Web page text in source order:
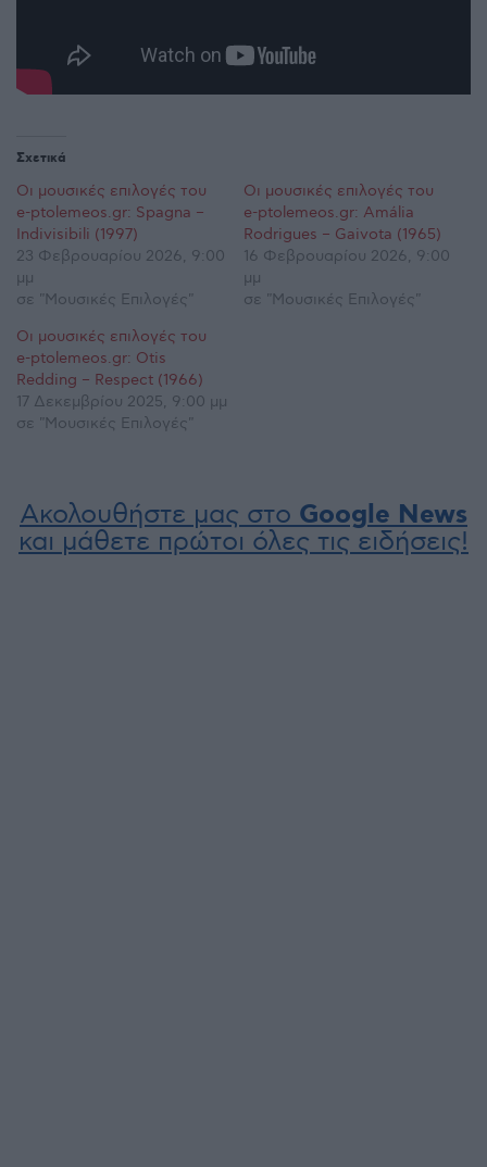
Σχετικά
Οι μουσικές επιλογές του
e-ptolemeos.gr: Spagna –
Indivisibili (1997)
23 Φεβρουαρίου 2026, 9:00
μμ
σε "Μουσικές Επιλογές"
Οι μουσικές επιλογές του
e-ptolemeos.gr: Amália
Rodrigues – Gaivota (1965)
16 Φεβρουαρίου 2026, 9:00
μμ
σε "Μουσικές Επιλογές"
Οι μουσικές επιλογές του
e-ptolemeos.gr: Otis
Redding – Respect (1966)
17 Δεκεμβρίου 2025, 9:00 μμ
σε "Μουσικές Επιλογές"
Ακολουθήστε μας στο Google News
και μάθετε πρώτοι όλες τις ειδήσεις!